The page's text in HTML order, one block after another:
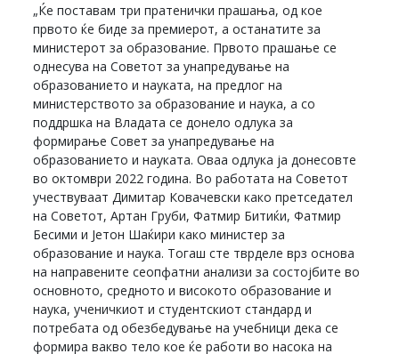
„Ќе поставам три пратенички прашања, од кое
првото ќе биде за премиерот, а останатите за
министерот за образование. Првото прашање се
однесува на Советот за унапредување на
образованието и науката, на предлог на
министерството за образование и наука, а со
поддршка на Владата се донело одлука за
формирање Совет за унапредување на
образованието и науката. Оваа одлука ја донесовте
во октомври 2022 година. Во работата на Советот
учествуваат Димитар Ковачевски како претседател
на Советот, Артан Груби, Фатмир Битиќи, Фатмир
Бесими и Јетон Шаќири како министер за
образование и наука. Тогаш сте тврделе врз основа
на направените сеопфатни анализи за состојбите во
основното, средното и високото образование и
наука, ученичкиот и студентскиот стандард и
потребата од обезбедување на учебници дека се
формира вакво тело кое ќе работи во насока на